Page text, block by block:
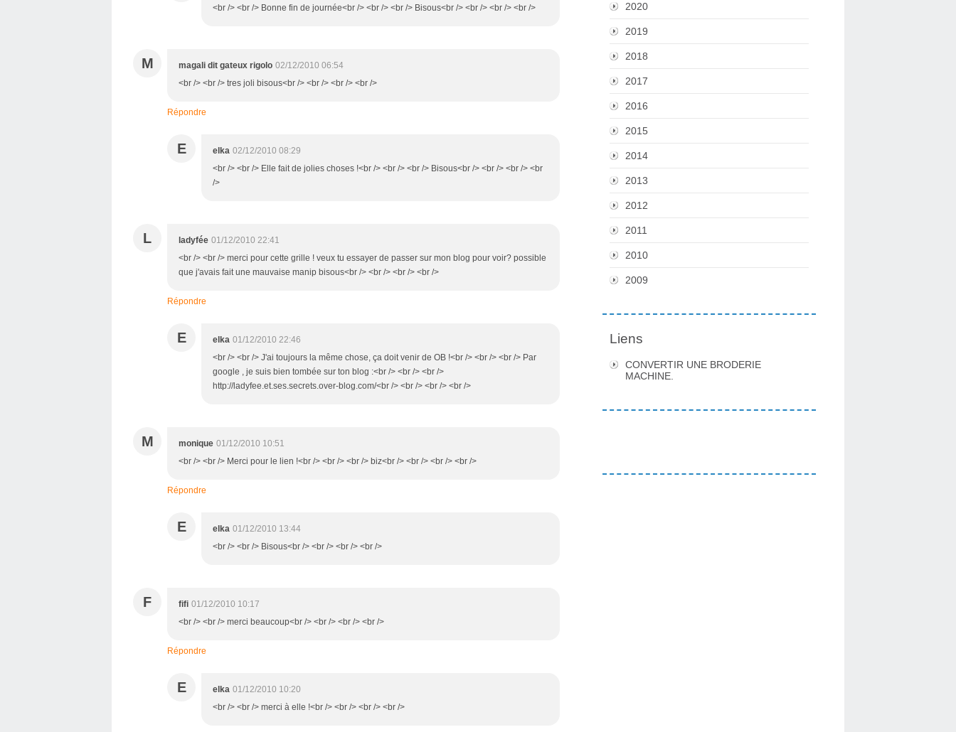
<br /> <br /> Bonne fin de journée<br /> <br /> <br /> Bisous<br /> <br /> <br /> <br />
M magali dit gateux rigolo 02/12/2010 06:54
<br /> <br /> tres joli bisous<br /> <br /> <br /> <br />
Répondre
E elka 02/12/2010 08:29
<br /> <br /> Elle fait de jolies choses !<br /> <br /> <br /> Bisous<br /> <br /> <br /> <br
/>
L ladyfée 01/12/2010 22:41
<br /> <br /> merci pour cette grille ! veux tu essayer de passer sur mon blog pour voir? possible
que j'avais fait une mauvaise manip bisous<br /> <br /> <br /> <br />
Répondre
E elka 01/12/2010 22:46
<br /> <br /> J'ai toujours la même chose, ça doit venir de OB !<br /> <br /> <br /> Par
google , je suis bien tombée sur ton blog :<br /> <br /> <br />
http://ladyfee.et.ses.secrets.over-blog.com/<br /> <br /> <br /> <br />
M monique 01/12/2010 10:51
<br /> <br /> Merci pour le lien !<br /> <br /> <br /> biz<br /> <br /> <br /> <br />
Répondre
E elka 01/12/2010 13:44
<br /> <br /> Bisous<br /> <br /> <br /> <br />
F fifi 01/12/2010 10:17
<br /> <br /> merci beaucoup<br /> <br /> <br /> <br />
Répondre
E elka 01/12/2010 10:20
<br /> <br /> merci à elle !<br /> <br /> <br /> <br />
2020
2019
2018
2017
2016
2015
2014
2013
2012
2011
2010
2009
Liens
CONVERTIR UNE BRODERIE
MACHINE.